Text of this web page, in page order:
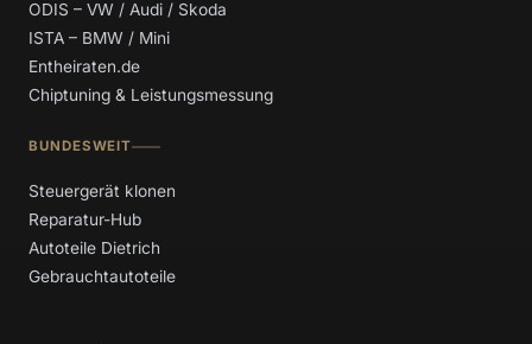
ODIS – VW / Audi / Skoda
ISTA – BMW / Mini
Entheiraten.de
Chiptuning & Leistungsmessung
BUNDESWEIT
Steuergerät klonen
Reparatur-Hub
Autoteile Dietrich
Gebrauchtautoteile